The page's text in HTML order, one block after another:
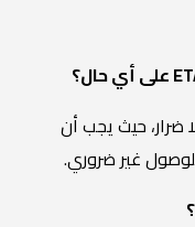
ضرار، حيث يجب أن
غير ضروري.